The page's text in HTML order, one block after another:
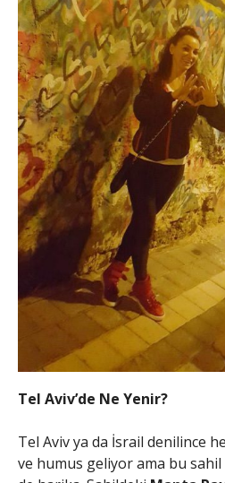
Tel Aviv’de Ne Yenir?
Tel Aviv ya da İsrail denilince
ve humus geliyor ama bu